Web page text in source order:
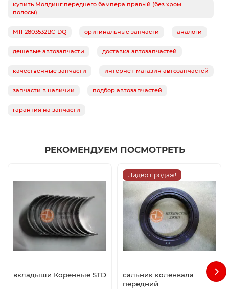
купить Молдинг переднего бампера правый (без хром.
полосы)
M11-2803532BC-DQ оригинальные запчасти аналоги
дешевые автозапчасти доставка автозапчастей
качественные запчасти интернет-магазин автозапчастей
запчасти в наличии подбор автозапчастей
гарантия на запчасти
РЕКОМЕНДУЕМ ПОСМОТРЕТЬ
вкладыши Коренные STD
Лидер продаж!
сальник коленвала
передний